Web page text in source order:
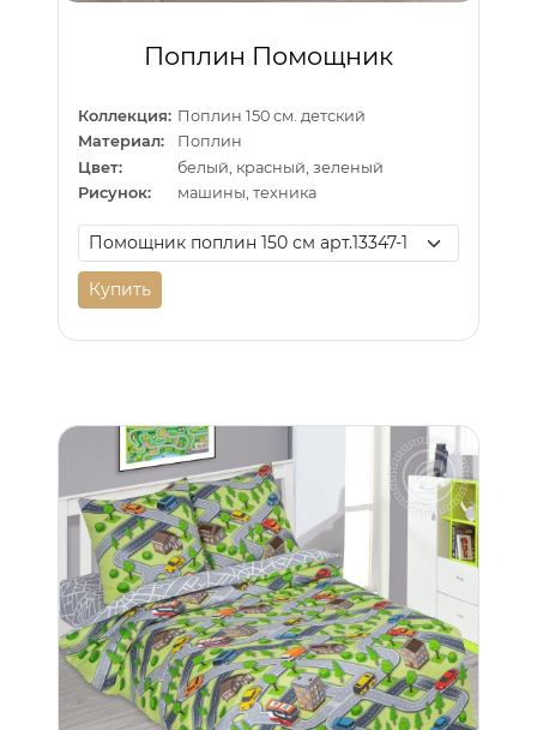
Поплин Помощник
Коллекция: Поплин 150 см. детский
Материал:
Поплин
Цвет:
белый, красный, зеленый
Рисунок:
машины, техника
Купить